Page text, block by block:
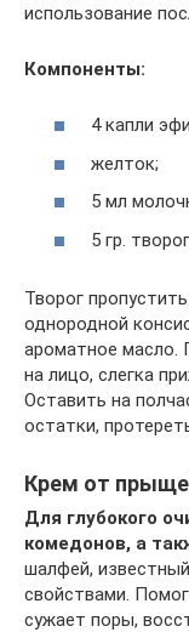
использование
Компоненты:
4 капли
желток;
5 мл
5 гр.
Творог
однородной
ароматное масло.
на лицо, слегка
Оставить на
остатки,
Крем от
Для глубокого
комедонов, а
шалфей,
свойствами.
сужает поры,